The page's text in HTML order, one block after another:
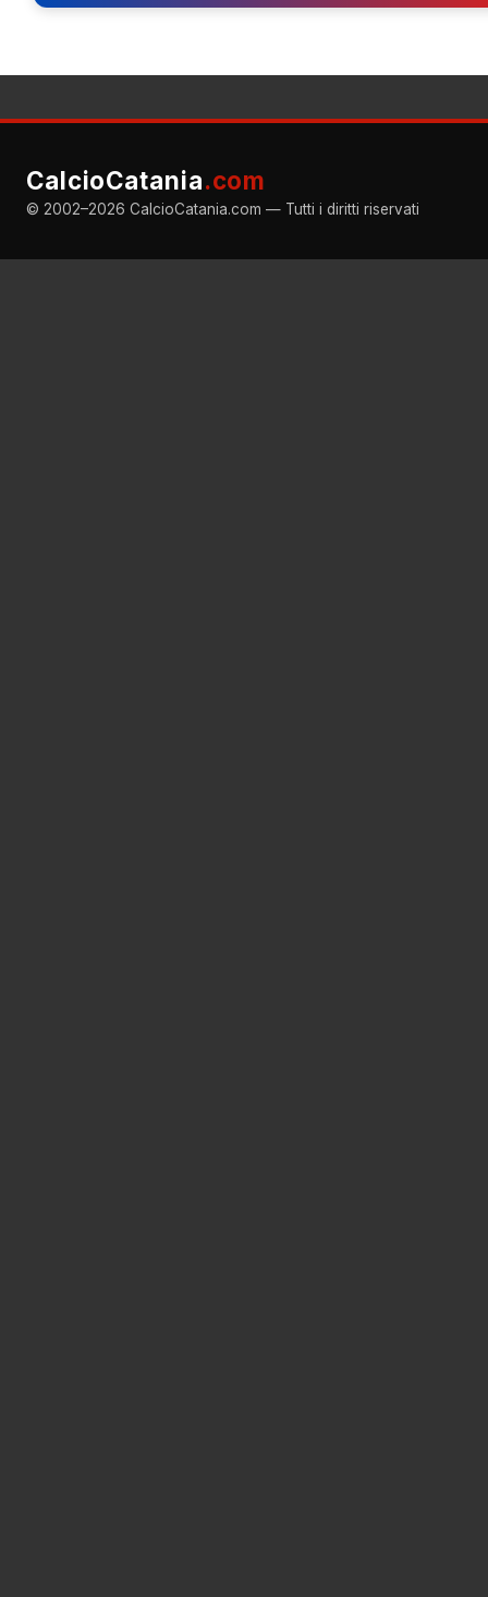
CalcioCatania.com
© 2002–2026 CalcioCatania.com — Tutti i diritti riservati